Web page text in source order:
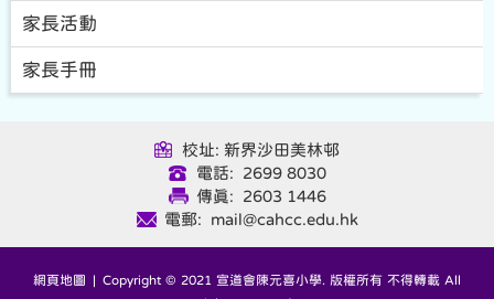
家長活動
家長手冊
校址: 新界沙田美林邨
電話: 2699 8030
傳真: 2603 1446
電郵: mail@cahcc.edu.hk
網頁地圖 | Copyright © 2021 宣道會陳元喜小學. 版權所有 不得轉載 All